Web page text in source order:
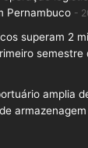
Pernambuco
superam 2
semestre
amplia